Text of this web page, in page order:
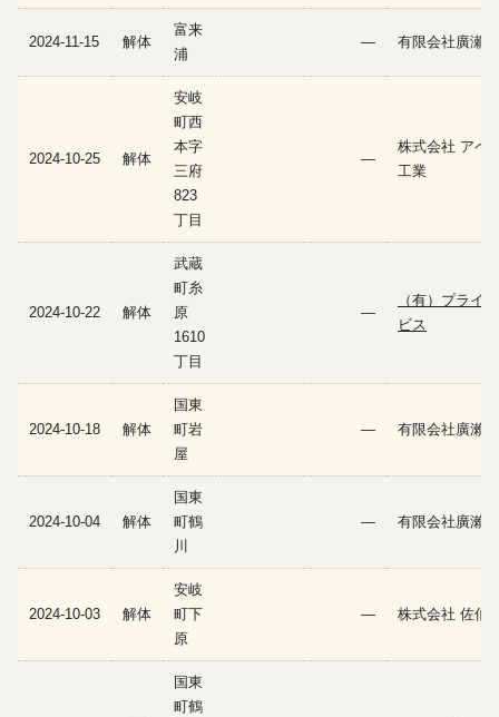
2024-11-15 解体
富来
浦
— 有限会社廣瀬
2024-10-25 解体
安岐
町西
本字
三府
823
丁目
—
株式会社 アペ
工業
2024-10-22 解体
武蔵
町糸
原
1610
丁目
—
（有）プライ
ビス
2024-10-18 解体
国東
町岩
屋
— 有限会社廣瀨
2024-10-04 解体
国東
町鶴
川
— 有限会社廣瀨
2024-10-03 解体
安岐
町下
原
— 株式会社 佐伯
国東
町鶴